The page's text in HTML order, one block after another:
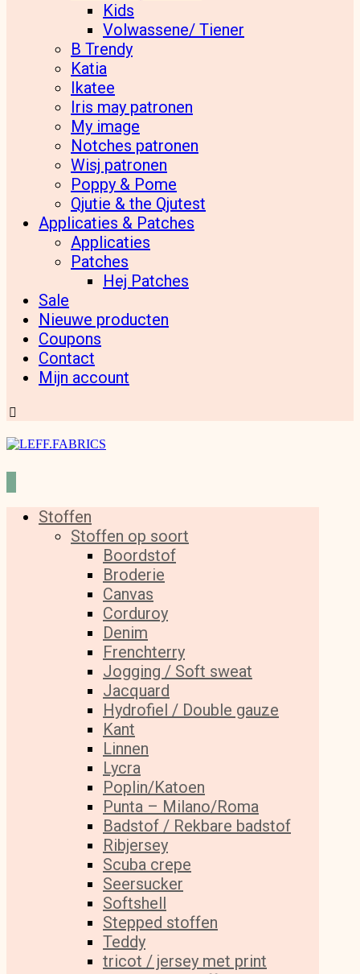
Kids
Volwassene/ Tiener
B Trendy
Katia
Ikatee
Iris may patronen
My image
Notches patronen
Wisj patronen
Poppy & Pome
Qjutie & the Qjutest
Applicaties & Patches
Applicaties
Patches
Hej Patches
Sale
Nieuwe producten
Coupons
Contact
Mijn account
Stoffen
Stoffen op soort
Boordstof
Broderie
Canvas
Corduroy
Denim
Frenchterry
Jogging / Soft sweat
Jacquard
Hydrofiel / Double gauze
Kant
Linnen
Lycra
Poplin/Katoen
Punta – Milano/Roma
Badstof / Rekbare badstof
Ribjersey
Scuba crepe
Seersucker
Softshell
Stepped stoffen
Teddy
tricot / jersey met print